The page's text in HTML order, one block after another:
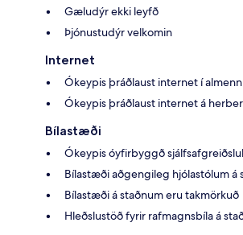
Gæludýr ekki leyfð
Þjónustudýr velkomin
Internet
Ókeypis þráðlaust internet í
Ókeypis þráðlaust internet á
Bílastæði
Ókeypis óyfirbyggð
Bílastæði aðgengileg hjólastólum á
Bílastæði á staðnum eru takmörkuð
Hleðslustöð fyrir rafmagnsbíla á